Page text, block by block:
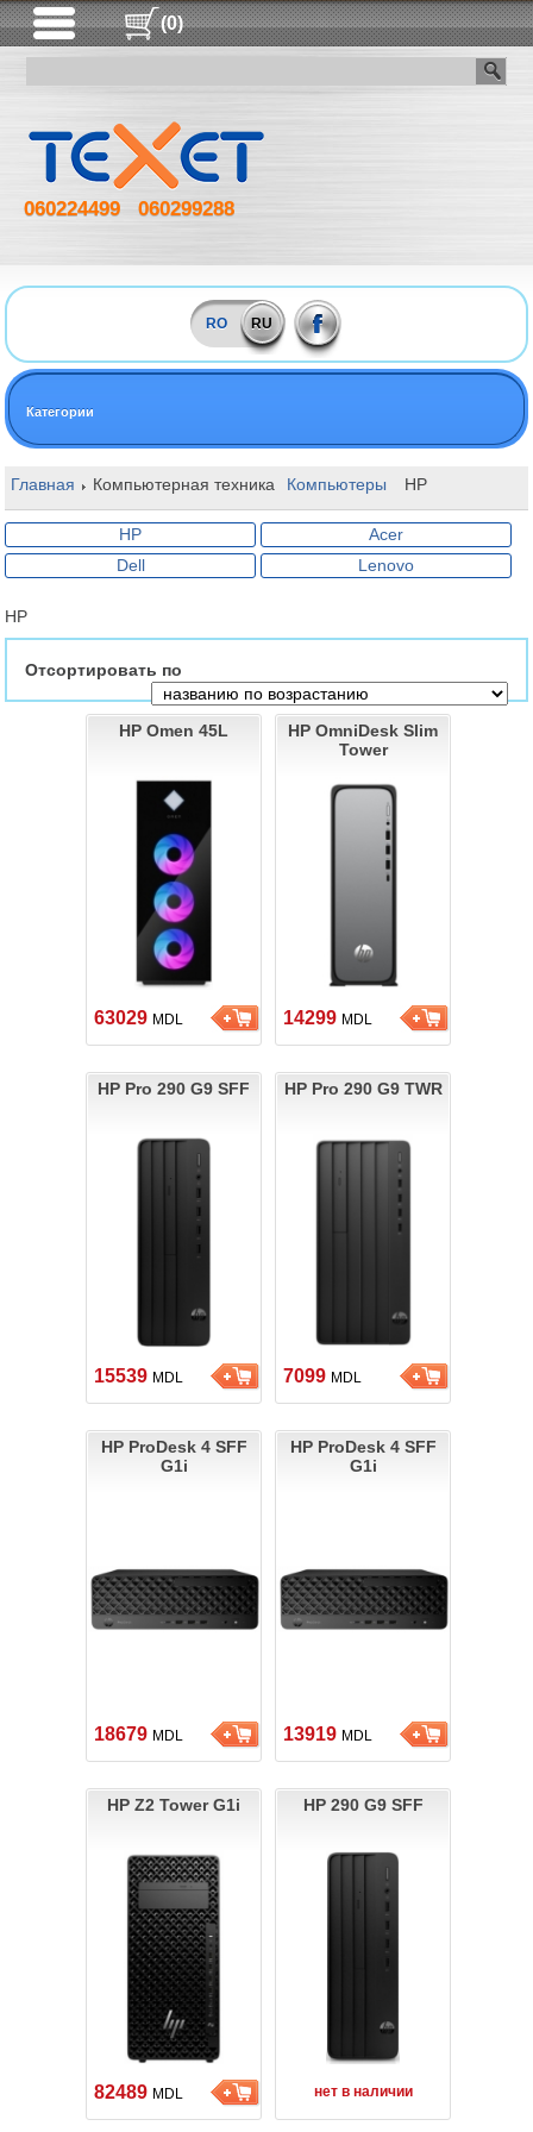
(0)
060224499 060299288
RO RU
Категории
Главная Компьютерная техника Компьютеры HP
HP
Acer
Dell
Lenovo
HP
Отсортировать по
HP Omen 45L
63029 MDL
HP OmniDesk Slim
Tower
14299 MDL
HP Pro 290 G9 SFF
15539 MDL
HP Pro 290 G9 TWR
7099 MDL
HP ProDesk 4 SFF
G1i
18679 MDL
HP ProDesk 4 SFF
G1i
13919 MDL
HP Z2 Tower G1i
82489 MDL
HP 290 G9 SFF
нет в наличии